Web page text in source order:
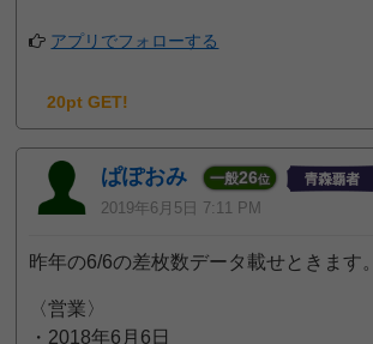
アプリでフォローする
20pt GET!
ぱぽおみ 一般26位
2019年6月5日 7:11 PM
昨年の6/6の差枚数データ載せときます。
〈営業〉
・2018年6月6日